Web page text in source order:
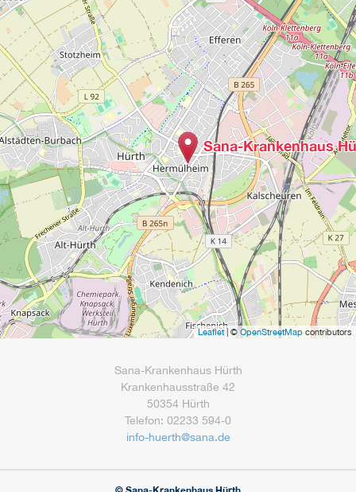
Sana-Krankenhaus
Leaflet| ©OpenStreetMapcontributors
Sana-Krankenhaus Hürth
Krankenhausstraße 42
50354 Hürth
Telefon: 02233 594-0
info-huerth@sana.de